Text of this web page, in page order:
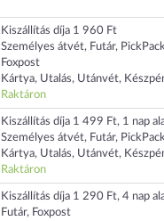
Kiszállítás díja 1 960 Ft
Személyes átvét, Futár,
Foxpost
Kártya, Utalás, Utánvét,
Raktáron
Kiszállítás díja 1 499 Ft, 1 nap
Személyes átvét, Futár,
Kártya, Utalás, Utánvét,
Raktáron
Kiszállítás díja 1 290 Ft, 4 nap
Futár, Foxpost